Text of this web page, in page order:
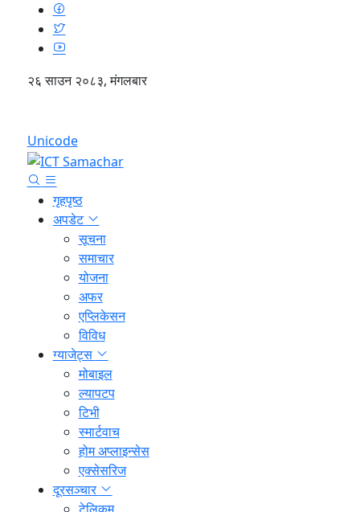
२६ साउन २०८३, मंगलबार
Unicode
गृहपृष्ठ
अपडेट
सूचना
समाचार
योजना
अफर
एप्लिकेसन
विविध
ग्याजेट्स
मोबाइल
ल्यापटप
टिभी
स्मार्टवाच
होम अप्लाइन्सेस
एक्सेसरिज
दूरसञ्चार